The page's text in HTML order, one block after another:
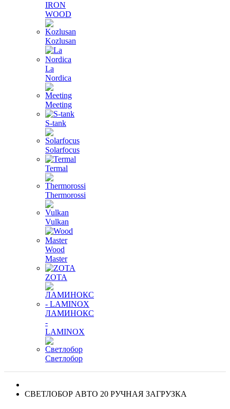
IRON
WOOD
Kozlusan
La
Nordica
Meeting
S-tank
Solarfocus
Termal
Thermorossi
Vulkan
Wood
Master
ZOTA
ЛАМИНОКС
-
LAMINOX
Светлобор
СВЕТЛОБОР АВТО 20 РУЧНАЯ ЗАГРУЗКА